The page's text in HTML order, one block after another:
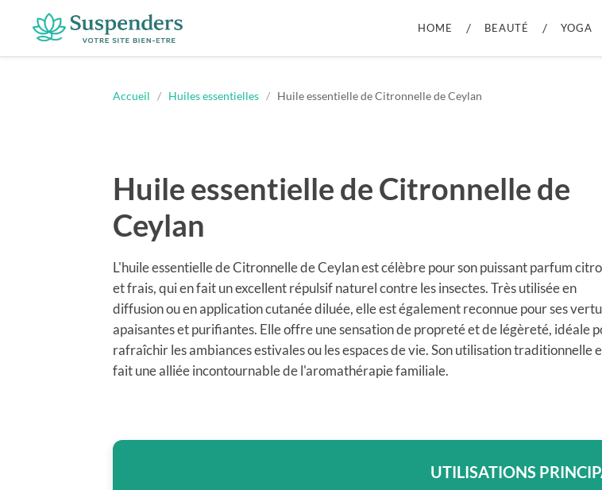
HOME BEAUTÉ YOGA
Accueil / Huiles essentielles / Huile essentielle de Citronnelle de Ceylan
Huile essentielle de Citronnelle de
Ceylan
L'huile essentielle de Citronnelle de Ceylan est célèbre pour son puissant parfum
et frais, qui en fait un excellent répulsif naturel contre les insectes. Très utilisée en
diffusion ou en application cutanée diluée, elle est également reconnue pour ses
apaisantes et purifiantes. Elle offre une sensation de propreté et de légèreté, idéale
rafraîchir les ambiances estivales ou les espaces de vie. Son utilisation traditionnelle
fait une alliée incontournable de l'aromathérapie familiale.
UTILISATIONS